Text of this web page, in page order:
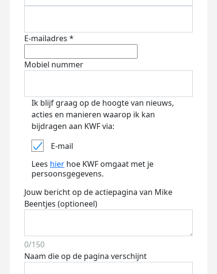
E-mailadres *
Mobiel nummer
Ik blijf graag op de hoogte van nieuws,
acties en manieren waarop ik kan
bijdragen aan KWF via:
E-mail
Lees hier hoe KWF omgaat met je
persoonsgegevens.
Jouw bericht op de actiepagina van Mike
Beentjes (optioneel)
0/150
Naam die op de pagina verschijnt